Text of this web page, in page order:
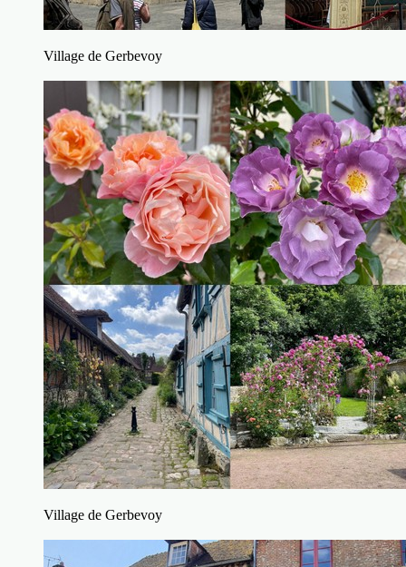
Village de Gerbevoy
Village de Gerbevoy